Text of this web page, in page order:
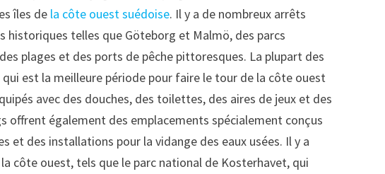
îles de la côte ouest suédoise. Il y a de nombreux arrêts
telles que Göteborg et Malmö, des parcs
plages et des ports de pêche pittoresques. La plupart des
est la meilleure période pour faire le tour de la côte ouest
avec des douches, des toilettes, des aires de jeux et des
offrent également des emplacements spécialement conçus
et des installations pour la vidange des eaux usées. Il y a
côte ouest, tels que le parc national de Kosterhavet, qui